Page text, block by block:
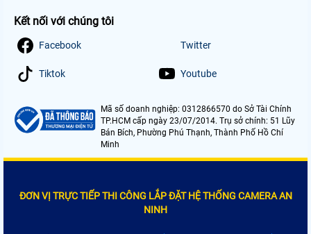
Kết nối với chúng tôi
Facebook Twitter
Tiktok Youtube
Mã số doanh nghiệp: 0312866570 do Sở Tài Chính
TP.HCM cấp ngày 23/07/2014. Trụ sở chính: 51 Lũy
Bán Bích, Phường Phú Thạnh, Thành Phố Hồ Chí
Minh
ĐƠN VỊ TRỰC TIẾP THI CÔNG LẮP ĐẶT HỆ THỐNG CAMERA AN
NINH